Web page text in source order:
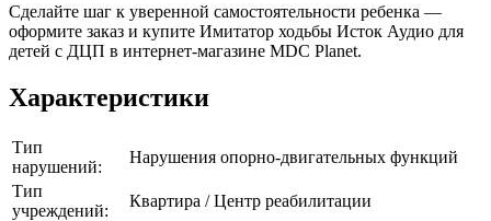
Сделайте шаг к уверенной самостоятельности ребенка —
оформите заказ и купите Имитатор ходьбы Исток Аудио для
детей с ДЦП в интернет-магазине MDC Planet.
Характеристики
Тип
нарушений:
Нарушения опорно-двигательных функций
Тип
учреждений:
Квартира / Центр реабилитации